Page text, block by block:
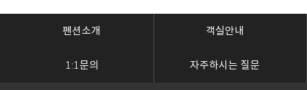
펜션소개 객실안내
1:1문의 자주하시는 질문